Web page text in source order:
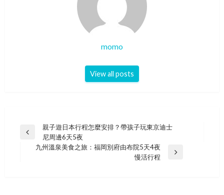
momo
View all posts
Post
navigation
Previous
親子遊日本行程怎麼安排？帶孩子玩東京迪士
尼周邊6天5夜
九州溫泉美食之旅：福岡別府由布院5天4夜
慢活行程